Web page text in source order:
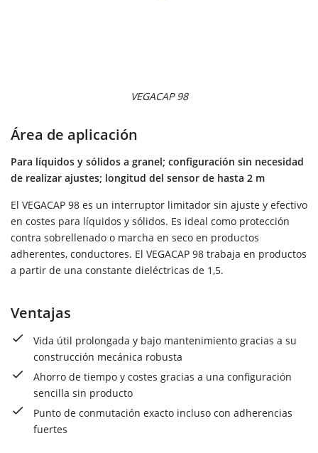
VEGACAP 98
Área de aplicación
Para líquidos y sólidos a granel; configuración sin necesidad
de realizar ajustes; longitud del sensor de hasta 2 m
El VEGACAP 98 es un interruptor limitador sin ajuste y efectivo
en costes para líquidos y sólidos. Es ideal como protección
contra sobrellenado o marcha en seco en productos
adherentes, conductores. El VEGACAP 98 trabaja en productos
a partir de una constante dieléctricas de 1,5.
Ventajas
Vida útil prolongada y bajo mantenimiento gracias a su
construcción mecánica robusta
Ahorro de tiempo y costes gracias a una configuración
sencilla sin producto
Punto de conmutación exacto incluso con adherencias
fuertes